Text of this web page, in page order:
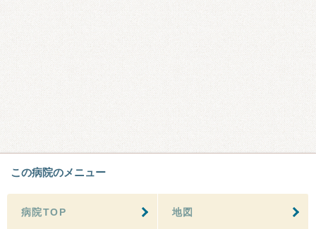
この病院のメニュー
病院TOP 地図